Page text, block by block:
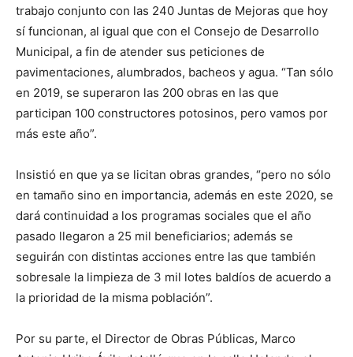
trabajo conjunto con las 240 Juntas de Mejoras que hoy
sí funcionan, al igual que con el Consejo de Desarrollo
Municipal, a fin de atender sus peticiones de
pavimentaciones, alumbrados, bacheos y agua. “Tan sólo
en 2019, se superaron las 200 obras en las que
participan 100 constructores potosinos, pero vamos por
más este año”.
Insistió en que ya se licitan obras grandes, “pero no sólo
en tamaño sino en importancia, además en este 2020, se
dará continuidad a los programas sociales que el año
pasado llegaron a 25 mil beneficiarios; además se
seguirán con distintas acciones entre las que también
sobresale la limpieza de 3 mil lotes baldíos de acuerdo a
la prioridad de la misma población”.
Por su parte, el Director de Obras Públicas, Marco